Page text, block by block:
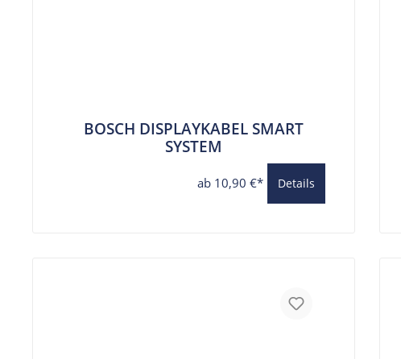
BOSCH DISPLAYKABEL SMART
SYSTEM
ab 10,90 €* Details